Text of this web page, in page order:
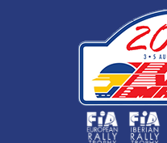
Passar para o conteúdo principal